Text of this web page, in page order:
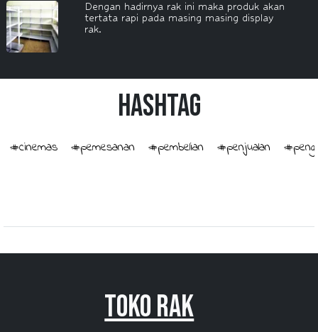
Dengan hadirnya rak ini maka produk akan
tertata rapi pada masing masing display
rak.
HashTag
#cinemas #pemesanan #pembelian #penjualan
Toko Rak